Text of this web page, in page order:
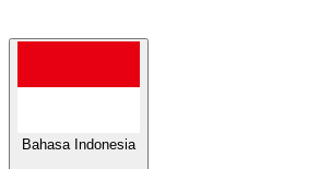
Bahasa Indonesia